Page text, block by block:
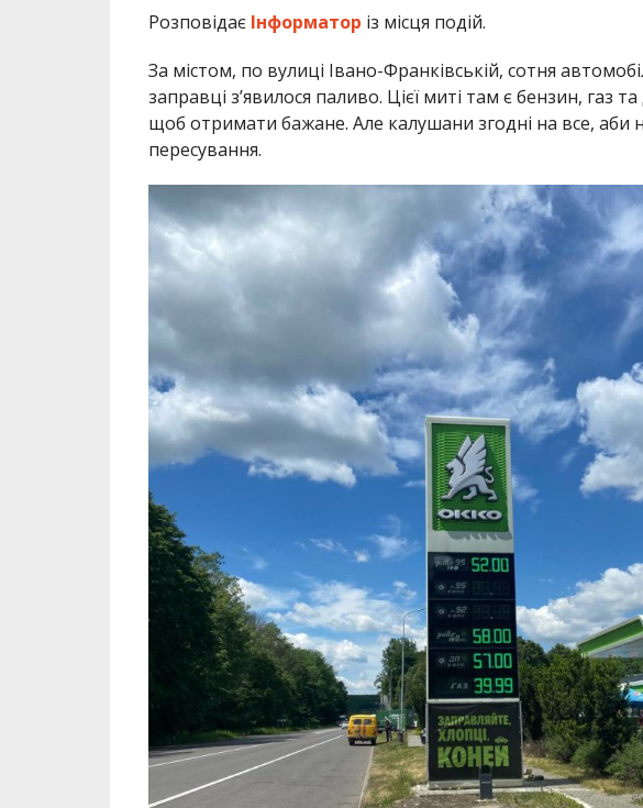
Розповідає Інформатор із місця подій.
За містом, по вулиці Івано-Франківській, сотня
заправці з’явилося паливо. Цієї миті там є бензин, газ
щоб отримати бажане. Але калушани згодні на все, аби
пересування.